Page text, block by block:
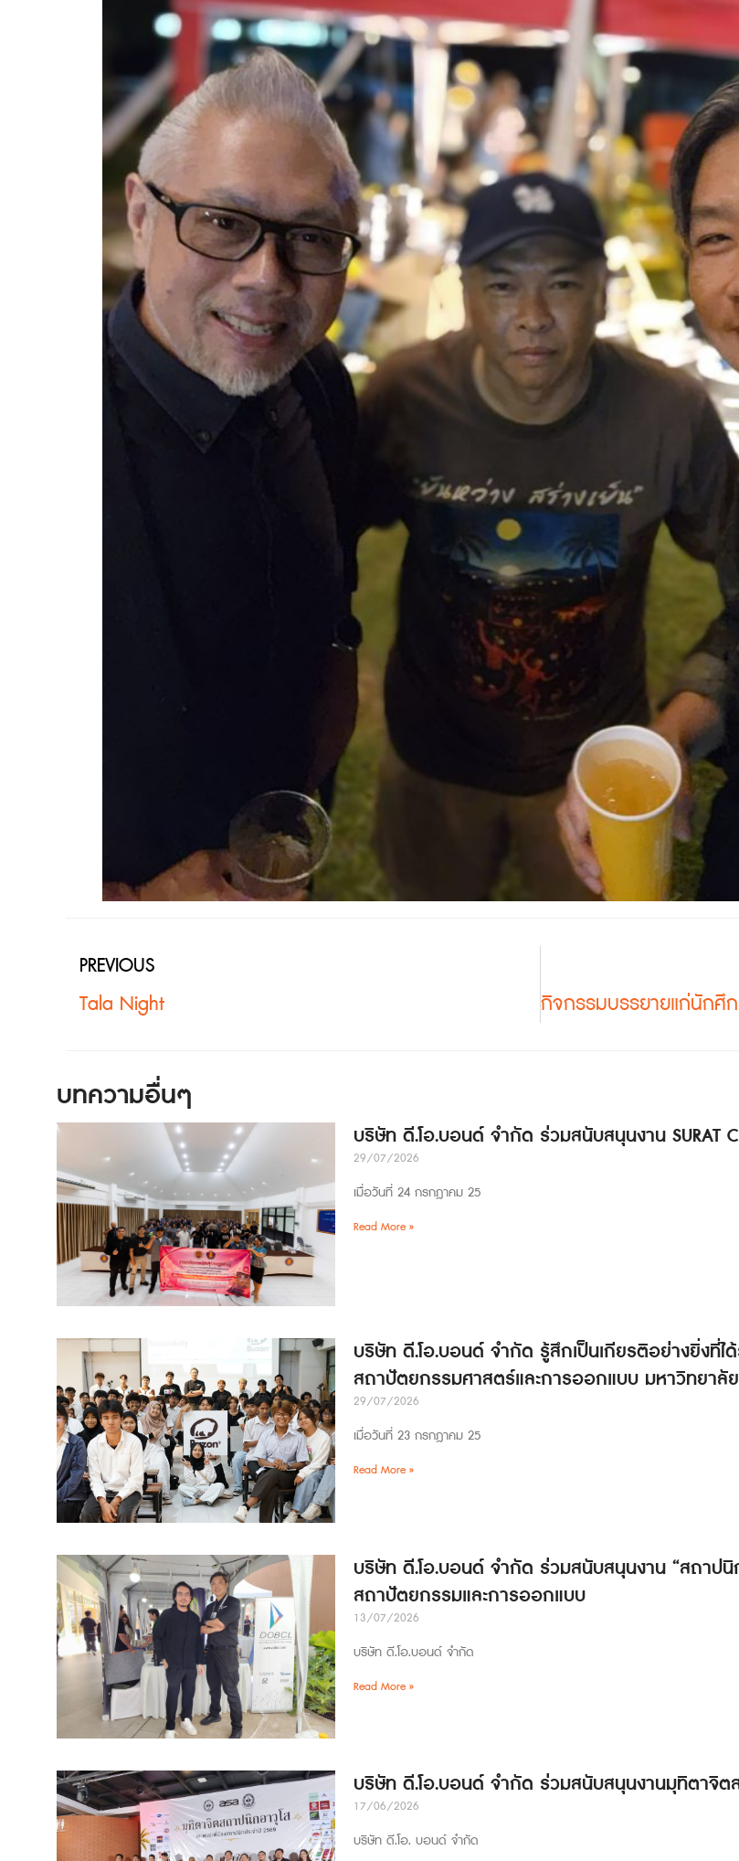
PREVIOUS
Tala Night
บทความอื่นๆ
บริษัท ดี.โอ.บอนด์ จำกัด ร่วมสนับสนุนงาน SURAT
29/07/2026
เมื่อวันที่ 24 กรกฎาคม 25
Read More »
บริษัท ดี.โอ.บอนด์ จำกัด รู้สึกเป็นเกียรติอย่างยิ่งที่
สถาปัตยกรรมศาสตร์และการออกแบบ มหาวิทยา
29/07/2026
เมื่อวันที่ 23 กรกฎาคม 25
Read More »
บริษัท ดี.โอ.บอนด์ จำกัด ร่วมสนับสนุนงาน “สถาป
สถาปัตยกรรมและการออกแบบ
13/07/2026
บริษัท ดี.โอ.บอนด์ จำกัด
Read More »
บริษัท ดี.โอ.บอนด์ จำกัด ร่วมสนับสนุนงานมุทิตาจิต
17/06/2026
บริษัท ดี.โอ. บอนด์ จำกัด